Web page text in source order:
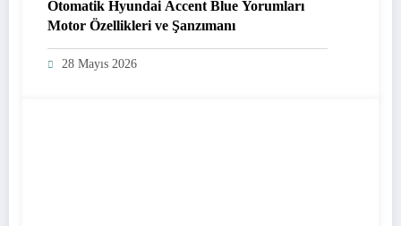
Otomatik Hyundai Accent Blue Yorumları
Motor Özellikleri ve Şanzımanı
28 Mayıs 2026